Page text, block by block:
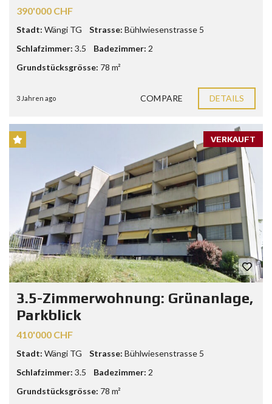
390'000 CHF
Stadt: Wängi TG Strasse: Bühlwiesenstrasse 5
Schlafzimmer: 3.5 Badezimmer: 2
Grundstücksgrösse: 78 m²
3 Jahren ago COMPARE DETAILS
VERKAUFT
3.5-Zimmerwohnung: Grünanlage,
Parkblick
410'000 CHF
Stadt: Wängi TG Strasse: Bühlwiesenstrasse 5
Schlafzimmer: 3.5 Badezimmer: 2
Grundstücksgrösse: 78 m²